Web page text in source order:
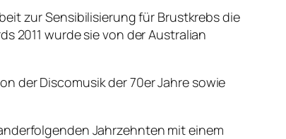
zur Sensibilisierung für Brustkrebs die
2011 wurde sie von der Australian
der Discomusik der 70er Jahre sowie
Jahrzehnten mit einem